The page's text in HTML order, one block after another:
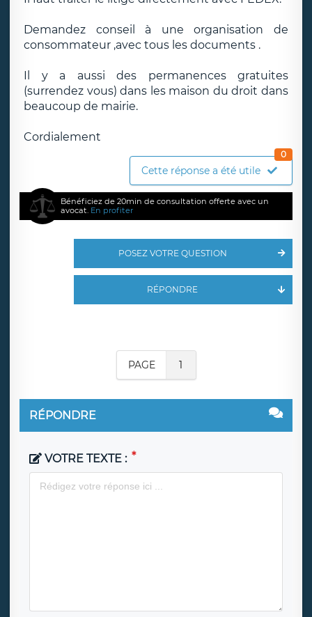
Demandez conseil à une organisation de
consommateur ,avec tous les documents .
Il y a aussi des permanences gratuites
(surrendez vous) dans les maison du droit dans
beaucoup de mairie.
Cordialement
Cette réponse a été utile
0
Bénéficiez de 20min de consultation offerte avec un
avocat. En profiter
POSEZ VOTRE QUESTION
RÉPONDRE
PAGE 1
RÉPONDRE
VOTRE TEXTE :